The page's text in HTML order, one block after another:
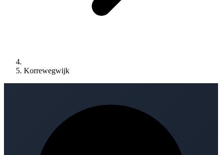
Korrewegwijk